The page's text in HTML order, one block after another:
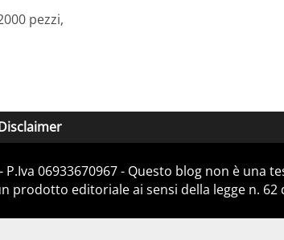
pezzi,
06933670967 - Questo blog non è una
editoriale ai sensi della legge n. 62